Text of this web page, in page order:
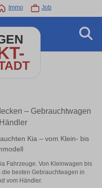
Immo Job
– Gebrauchtwagen
Kia – vom Klein- bis
Fahrzeuge. Von Kleinwagen bis
besten Gebrauchtwagen in
vom Händler.